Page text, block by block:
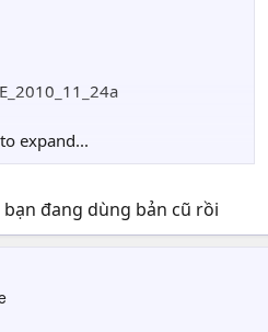
kRO_english;kRO
0x0202C179,
0x0179B6C8, 0x05973DF2,
expand...
đang dùng bản cũ rồi